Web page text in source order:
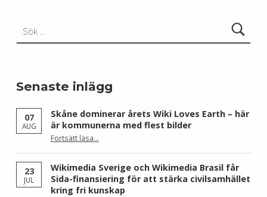
Senaste inlägg
07
AUG
Skåne dominerar årets Wiki Loves Earth – här
är kommunerna med flest bilder
Fortsätt läsa“Skåne dominerar årets Wiki Loves Earth – här är kommunerna med flest bilder”
…
23
JUL
Wikimedia Sverige och Wikimedia Brasil får
Sida-finansiering för att stärka civilsamhället
kring fri kunskap